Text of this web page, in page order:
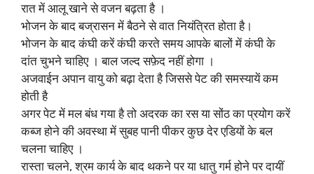
रात में आलू खाने से वजन बढ़ता है ।
भोजन के बाद बज्रासन में बैठने से वात नियंत्रित होता है।
भोजन के बाद कंघी करें कंघी करते समय आपके बालों में कंघी के
दांत चुभने चाहिए । बाल जल्द सफ़ेद नहीं होगा ।
अजवाईन अपान वायु को बढ़ा देता है जिससे पेट की समस्यायें कम
होती है
अगर पेट में मल बंध गया है तो अदरक का रस या सोंठ का प्रयोग करें
कब्ज होने की अवस्था में सुबह पानी पीकर कुछ देर एडियों के बल
चलना चाहिए ।
रास्ता चलने, श्रम कार्य के बाद थकने पर या धातु गर्म होने पर दायीं